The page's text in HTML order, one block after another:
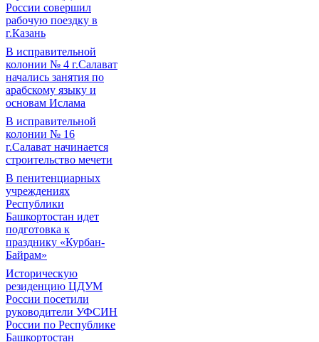
России совершил
рабочую поездку в
г.Казань
В исправительной
колонии № 4 г.Салават
начались занятия по
арабскому языку и
основам Ислама
В исправительной
колонии № 16
г.Салават начинается
строительство мечети
В пенитенциарных
учреждениях
Республики
Башкортостан идет
подготовка к
празднику «Курбан-
Байрам»
Историческую
резиденцию ЦДУМ
России посетили
руководители УФСИН
России по Республике
Башкортостан